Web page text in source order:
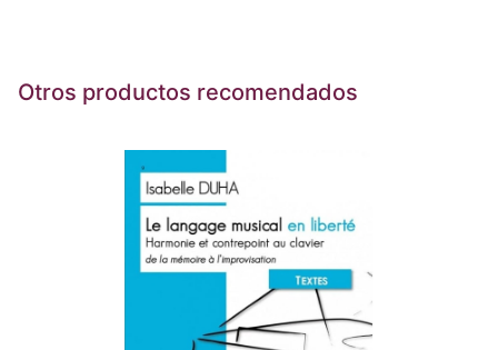
Otros productos recomendados